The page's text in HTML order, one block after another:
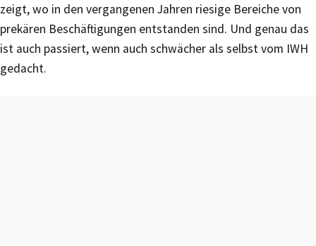
zeigt, wo in den vergangenen Jahren riesige Bereiche von
prekären Beschäftigungen entstanden sind. Und genau das
ist auch passiert, wenn auch schwächer als selbst vom IWH
gedacht.